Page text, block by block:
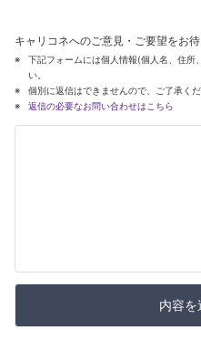
キャリコネへのご意見・ご要望をお待
下記フォームには個人情報(個人名、住所
い。
個別に返信はできませんので、ご了承くだ
返信の必要なお問い合わせはこちら
内容を